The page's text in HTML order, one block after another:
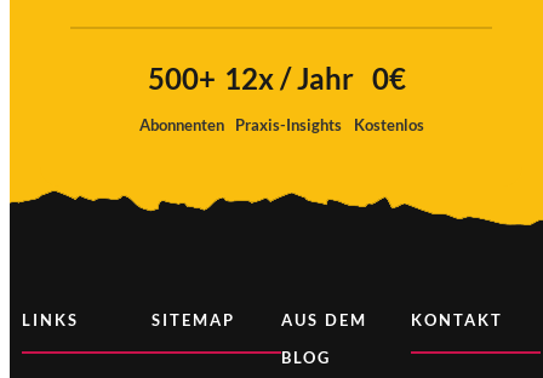
Ich
500+
Abonnenten
12x / Jahr
Praxis-Insights
0€
Kostenlos
LINKS SITEMAP
AUS DEM
BLOG
KONTAKT